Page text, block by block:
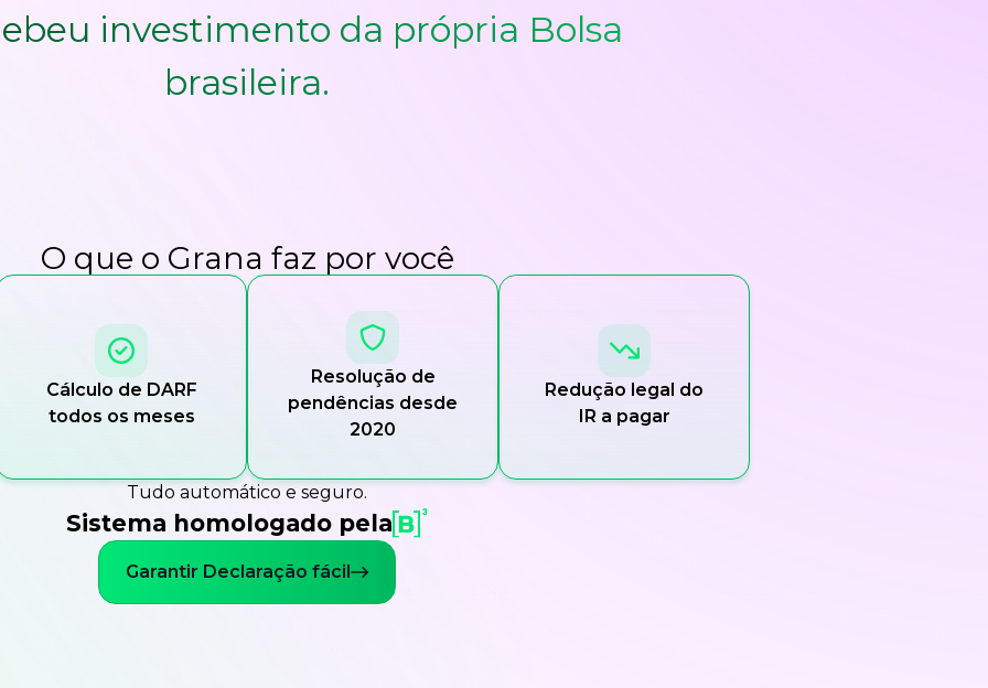
investimento da própria Bolsa
brasileira.
O que o Grana faz por você
Cálculo de DARF
todos os meses
Resolução de
pendências desde
2020
Redução legal do
IR a pagar
Tudo automático e seguro.
Sistema homologado pela
Garantir Declaração fácil